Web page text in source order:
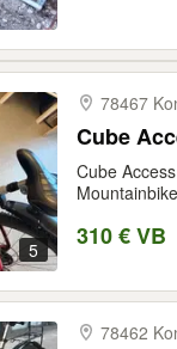
5
78467
Cube
Cube
310 € VB
78462